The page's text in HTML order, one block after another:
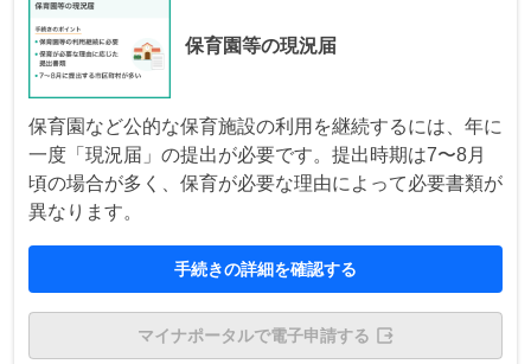
保育園等の現況届
保育園など公的な保育施設の利用を継続するには、年に
一度「現況届」の提出が必要です。提出時期は7〜8月
頃の場合が多く、保育が必要な理由によって必要書類が
異なります。
手続きの詳細を確認する
マイナポータルで電子申請する